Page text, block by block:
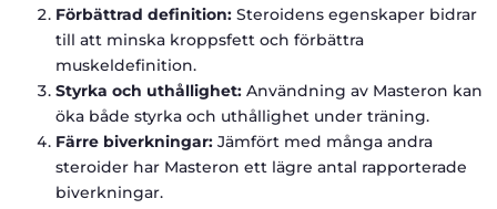
Förbättrad definition:Steroidens egenskaper bidrar
till att minska kroppsfett och förbättra
muskeldefinition.
Styrka och uthållighet:Användning av Masteron kan
öka både styrka och uthållighet under träning.
Färre biverkningar:Jämfört med många andra
steroider har Masteron ett lägre antal rapporterade
biverkningar.